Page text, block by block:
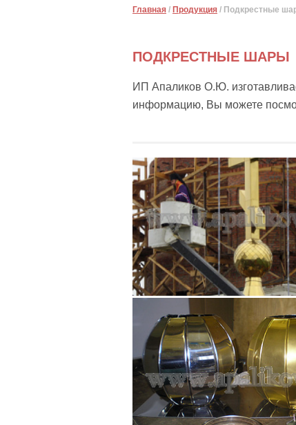
Главная / Продукция / Подкрестные
ПОДКРЕСТНЫЕ ШАРЫ
ИП Апаликов О.Ю.
информацию, Вы можете